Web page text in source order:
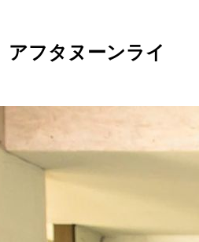
フタヌーンライ